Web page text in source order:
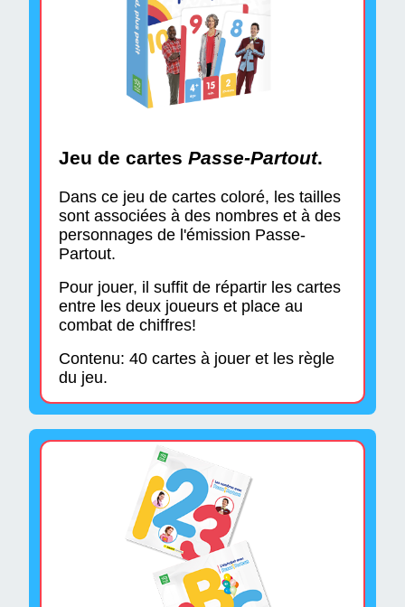
Jeu de cartesPasse-Partout.
Dans ce jeu de cartes coloré, les tailles
sont associées à des nombres et à des
personnages de l'émission Passe-
Partout.
Pour jouer, il suffit de répartir les cartes
entre les deux joueurs et place au
combat de chiffres!
Contenu: 40 cartes à jouer et les règle
du jeu.